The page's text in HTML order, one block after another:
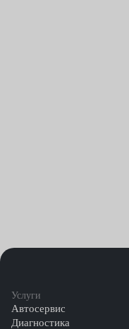
Услуги
Автосервис
Диагностика